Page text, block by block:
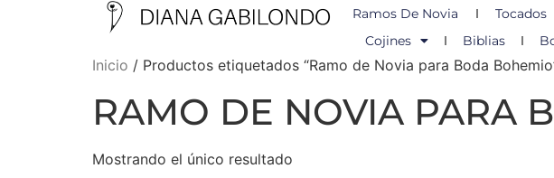
Ramos De Novia Tocados
Cojines
Biblias
Inicio / Productos etiquetados “Ramo de Novia para Boda
RAMO DE NOVIA PARA
Mostrando el único resultado